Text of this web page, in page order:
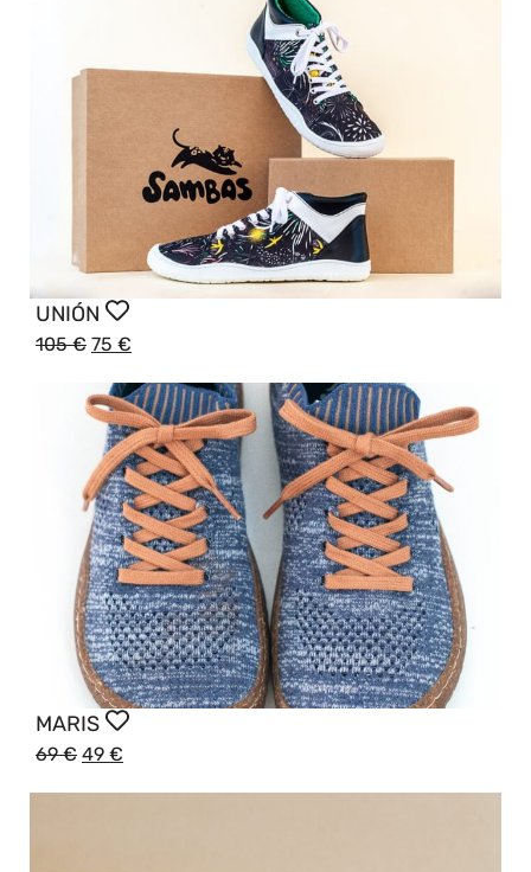
UNIÓN
105€ 75 €
MARIS
69€ 49 €